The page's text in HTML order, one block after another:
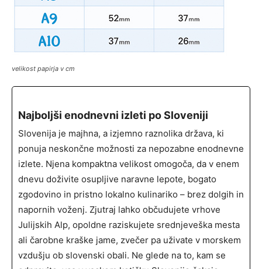
velikost papirja v cm
Najboljši enodnevni izleti po Sloveniji
Slovenija je majhna, a izjemno raznolika država, ki
ponuja neskončne možnosti za nepozabne enodnevne
izlete. Njena kompaktna velikost omogoča, da v enem
dnevu doživite osupljive naravne lepote, bogato
zgodovino in pristno lokalno kulinariko – brez dolgih in
napornih voženj. Zjutraj lahko občudujete vrhove
Julijskih Alp, opoldne raziskujete srednjeveška mesta
ali čarobne kraške jame, zvečer pa uživate v morskem
vzdušju ob slovenski obali. Ne glede na to, kam se